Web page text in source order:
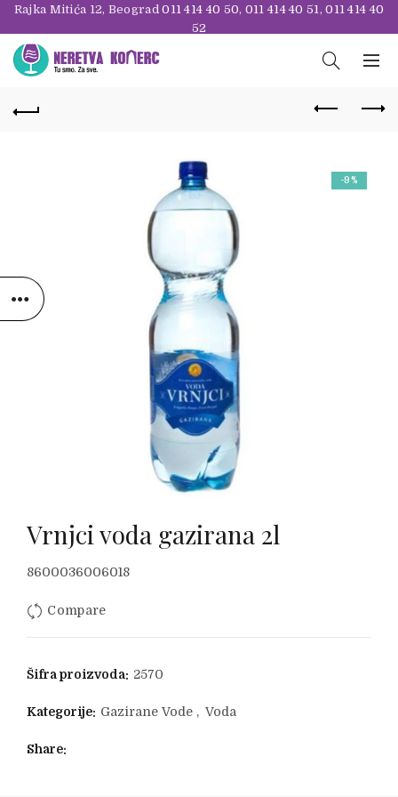
Rajka Mitića 12, Beograd011 414 40 50, 011 414 40 51,011 414 40
52
-9%
Vrnjci voda gazirana 2l
Originalna
cena
Trenutna
cena
8600036006018
Compare
Šifra proizvoda: 2570
Kategorije: Gazirane Vode , Voda
Share